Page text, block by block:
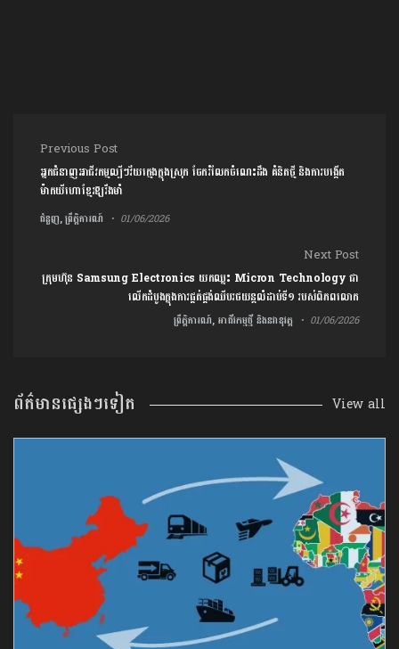
Post navigation
Previous Post
អ្នកជំនាញអាជីវកម្មល្បីៗវ័យក្មេងក្នុងស្រុក ចែករំលែកចំណេះដឹង គំនិតថ្មី និងការបង្កើត
ម៉ាកយីហោខ្មែរឱ្យរឹងមាំ
ជំនួញ, ព្រឹត្តិការណ៍ 01/06/2026
Next Post
ក្រុមហ៊ុន Samsung Electronics យកឈ្នះ Micron Technology ជា
លើកដំបូងក្នុងការផ្គត់ផ្គង់ឈីប​រថយន្តលំដាប់ទី១ របស់ពិភពលោក
ព្រឹត្តិការណ៍, អាជីវកម្មថ្មី និងនវានុវត្ត 01/06/2026
ព័ត៌មានផ្សេងៗទៀត View all